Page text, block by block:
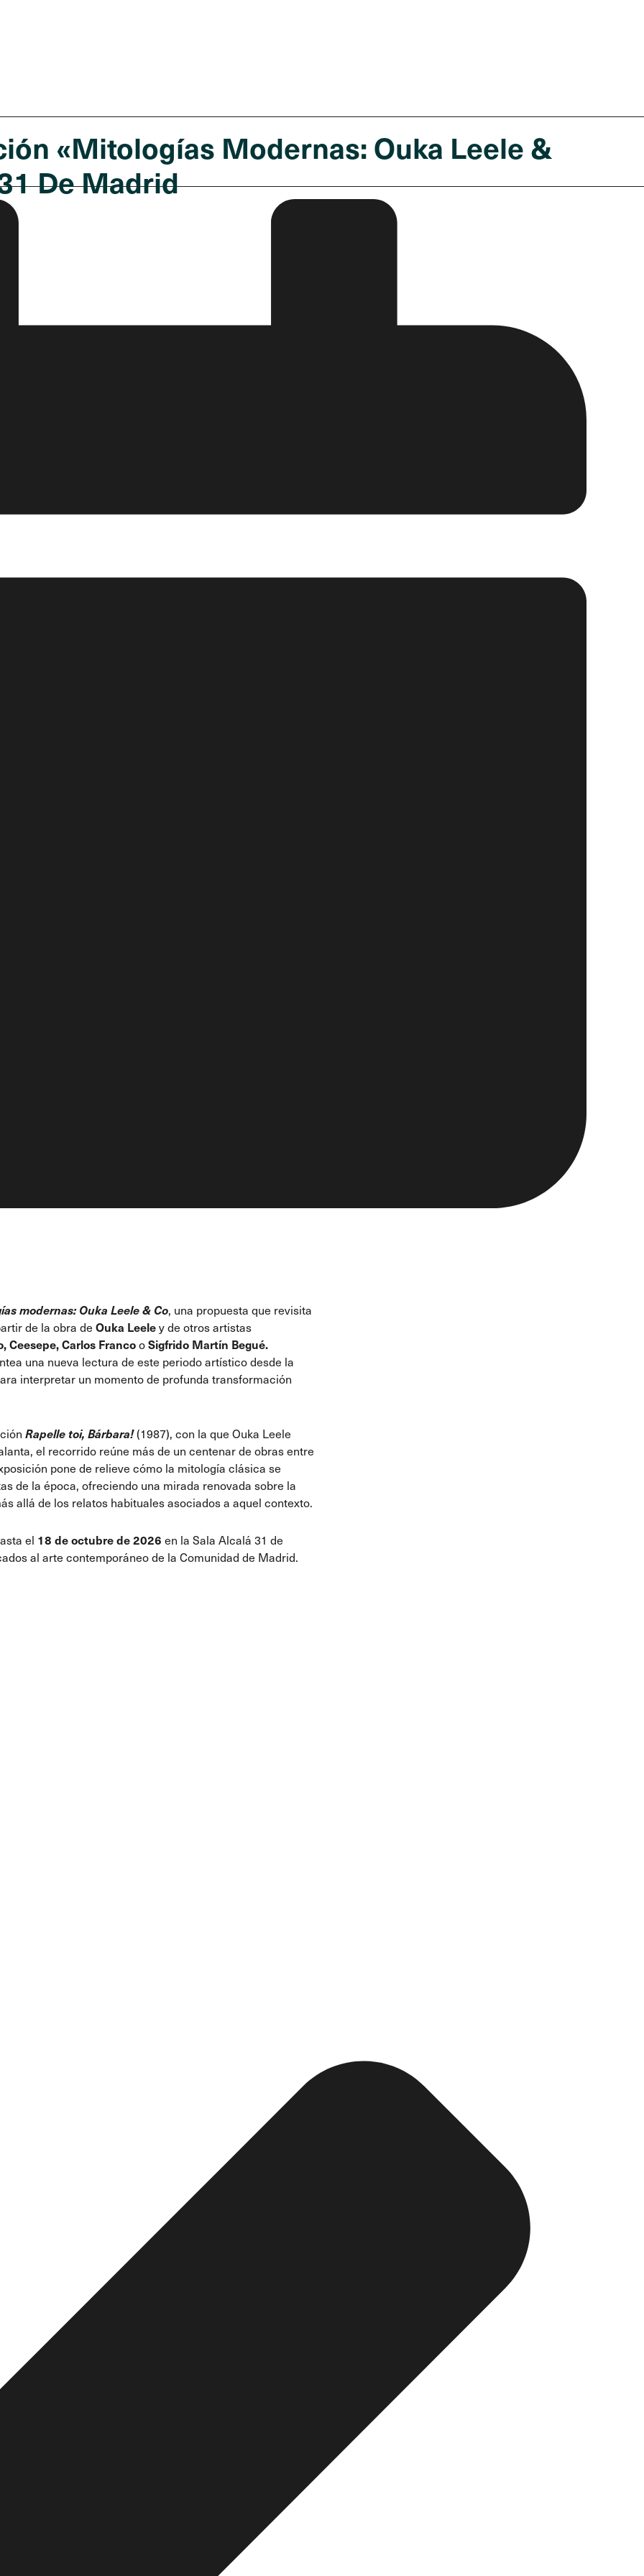
«Mitologías Modernas: Ouka Leele &
De Madrid
modernas: Ouka Leele & Co, una propuesta que revisita
de la obra de Ouka Leeley de otros artistas
Ceesepe, Carlos FrancooSigfrido Martín Begué.
una nueva lectura de este periodo artístico desde la
interpretar un momento de profunda transformación
Rapelle toi, Bárbara!(1987), con la que Ouka Leele
el recorrido reúne más de un centenar de obras entre
pone de relieve cómo la mitología clásica se
de la época, ofreciendo una mirada renovada sobre la
allá de los relatos habituales asociados a aquel contexto.
el 18 de octubre de 2026 en la Sala Alcalá 31 de
al arte contemporáneo de la Comunidad de Madrid.